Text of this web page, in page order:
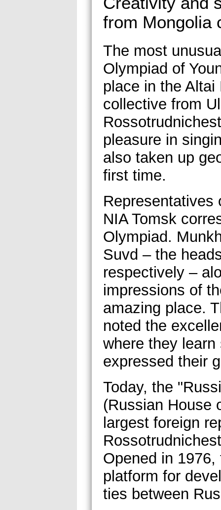
from Mongolia
The most
Olympiad of
place in the
collective from
pleasure in
also taken up
first time.
Representatives
NIA Tomsk
Olympiad.
Suvd – the
respectively –
impressions of
amazing place.
noted the
where they
expressed their
Today, the
(Russian House
largest foreign
Opened in
platform for
ties between